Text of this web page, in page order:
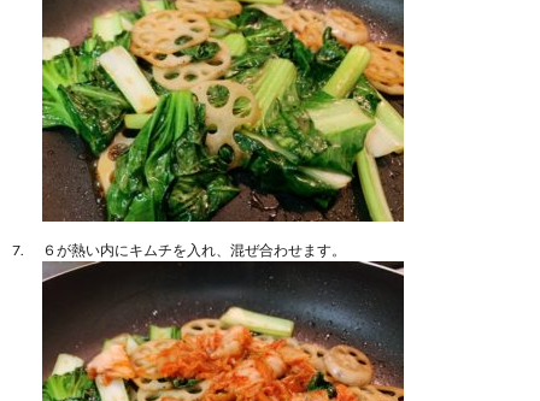
６が熱い内にキムチを入れ、混ぜ合わせます。